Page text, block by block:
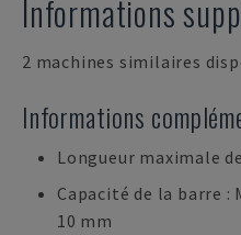
Informations
2 machines similaires
Informations
Longueur maximale
Capacité de la barre :
10 mm